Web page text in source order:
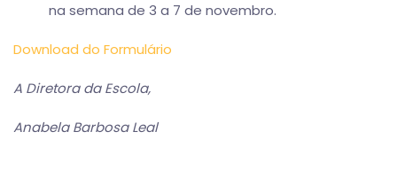
na semana de 3 a 7 de novembro.
Download do Formulário
A Diretora da Escola,
Anabela Barbosa Leal